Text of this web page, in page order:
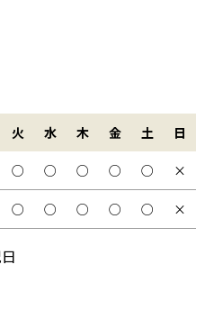
火 水 木 金 土
日
○ ○ ○ ○ ○
×
○ ○ ○ ○ ○ ×